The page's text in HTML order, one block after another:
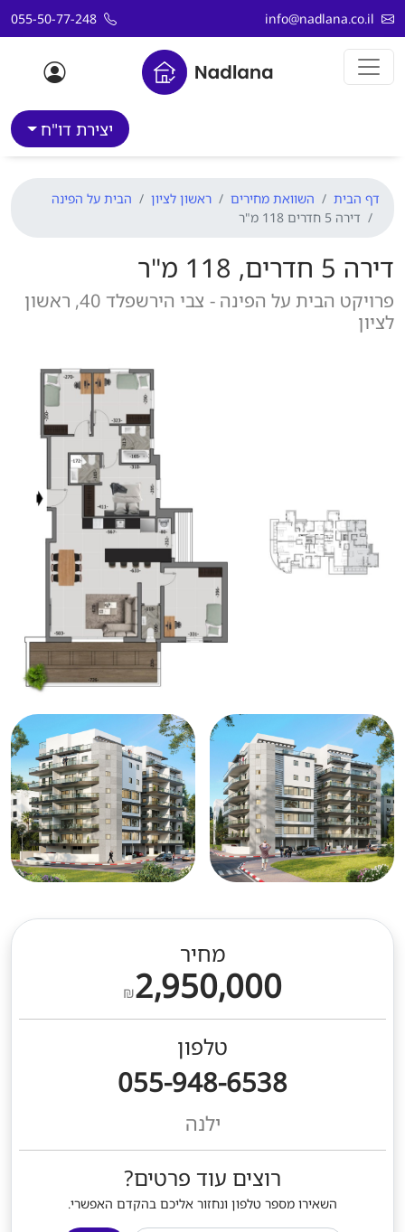
דלג לתוכן
info@nadlana.co.il
055-50-77-248
יצירת דו"ח
דף הבית השוואת מחירים ראשון לציון
הבית על הפינה
דירה 5 חדרים 118 מ"ר
דירה 5 חדרים, 118 מ"ר
פרויקט הבית על הפינה - צבי הירשפלד 40, ראשון
לציון
מחיר
₪2,950,000
טלפון
055-948-6538
ילנה
רוצים עוד פרטים?
השאירו מספר טלפון ונחזור אליכם בהקדם האפשרי.